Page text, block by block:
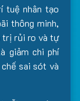
tuệ nhân tạo
thông minh,
trị rủi ro và tự
giảm chi phí
sai sót và